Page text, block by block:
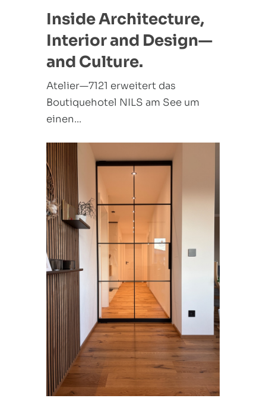
Inside Architecture,
Interior and Design—
and Culture.
Atelier—7121 erweitert das
Boutiquehotel NILS am See um
einen...